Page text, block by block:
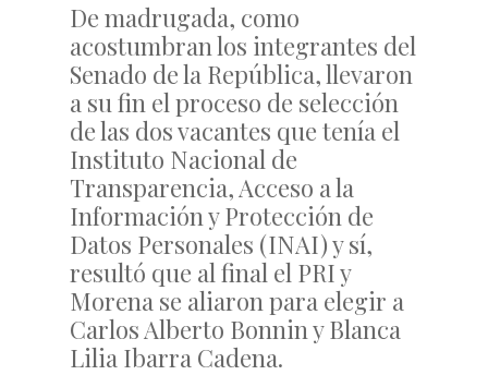
De madrugada, como
acostumbran los integrantes del
Senado de la República, llevaron
a su fin el proceso de selección
de las dos vacantes que tenía el
Instituto Nacional de
Transparencia, Acceso a la
Información y Protección de
Datos Personales (INAI) y sí,
resultó que al final el PRI y
Morena se aliaron para elegir a
Carlos Alberto Bonnin y Blanca
Lilia Ibarra Cadena.